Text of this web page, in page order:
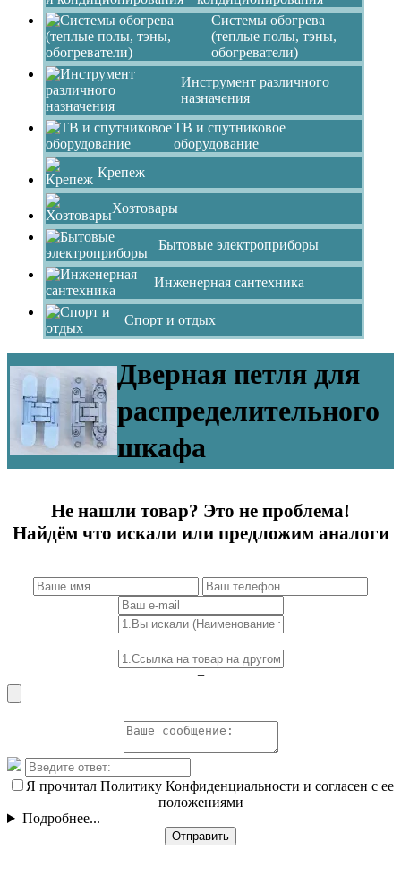
Системы обогрева
(теплые полы, тэны,
обогреватели)
Инструмент различного
назначения
ТВ и спутниковое
оборудование
Крепеж
Хозтовары
Бытовые электроприборы
Инженерная сантехника
Спорт и отдых
Дверная петля для
распределительного
шкафа
Не нашли товар? Это не проблема!
Найдём что искали или предложим аналоги
+
+
Я прочитал Политику Конфиденциальности и согласен с ее
положениями
Подробнее...
Отправить